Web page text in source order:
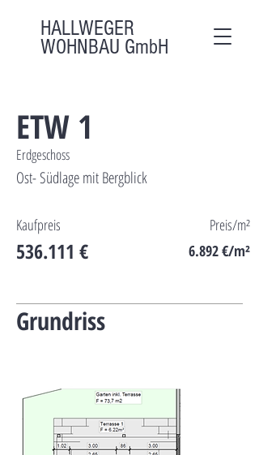
HALLWEGER
WOHNBAU GmbH
ETW 1
Erdgeschoss
Ost- Südlage mit Bergblick
Kaufpreis
536.111 €
Preis/m²
6.892 €/m²
Grundriss